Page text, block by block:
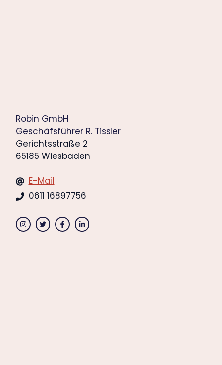
Robin GmbH
Geschäfsführer R. Tissler
Gerichtsstraße 2
65185 Wiesbaden
E-Mail
0611 16897756